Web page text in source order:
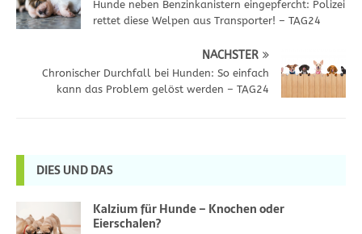
Hunde neben Benzinkanistern eingepfercht: Polizei
rettet diese Welpen aus Transporter! – TAG24
NÄCHSTER
Chronischer Durchfall bei Hunden: So einfach
kann das Problem gelöst werden – TAG24
DIES UND DAS
Kalzium für Hunde – Knochen oder
Eierschalen?